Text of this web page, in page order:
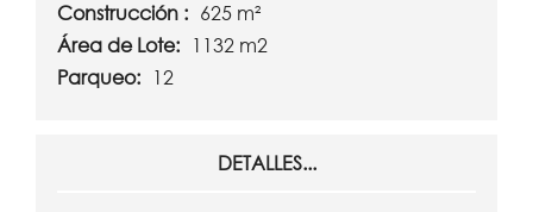
Construcción : 625 m²
Área de Lote: 1132 m2
Parqueo: 12
DETALLES...